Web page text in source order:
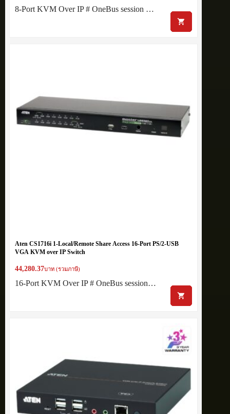
8-Port KVM Over IP # OneBus session …
Aten CS1716i 1-Local/Remote Share Access 16-Port PS/2-USB
VGA KVM over IP Switch
44,280.37บาท (รวมภาษี)
16-Port KVM Over IP # OneBus session…